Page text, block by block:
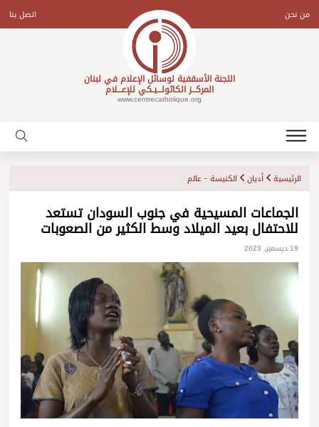
contentمن نحن اتصل بنا
اللجنة الأسقفية لوسائل الإعلام في لبنان
المركـــز الكاثولـــيـكي للإعـــلام
www.centrecatholique.org
الرئيسية أديان الكنيسة - عالم
الجماعات المسيحية في جنوب السودان تستعد
للاحتفال بعيد الميلاد وسط الكثير من الصعوبات
19 ديسمبر، 2023